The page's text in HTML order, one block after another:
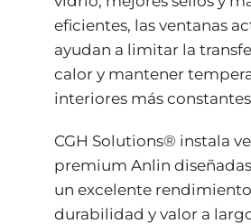
eficientes, las ventanas
ayudan a limitar la
calor y mantener
interiores más
CGH Solutions® instala
premium Anlin
un excelente
durabilidad y valor a